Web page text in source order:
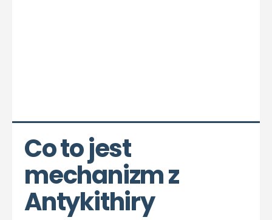
Co to jest
mechanizm z
Antykithiry